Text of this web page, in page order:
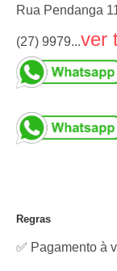
Rua Pendanga
(27) 9979...ver
Regras
✅ Pagamento à